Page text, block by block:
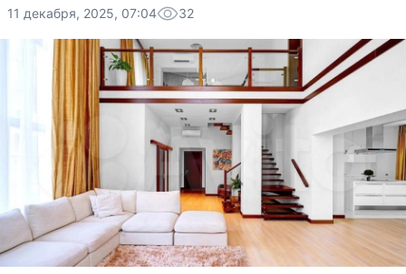
11 декабря, 2025, 07:04 32